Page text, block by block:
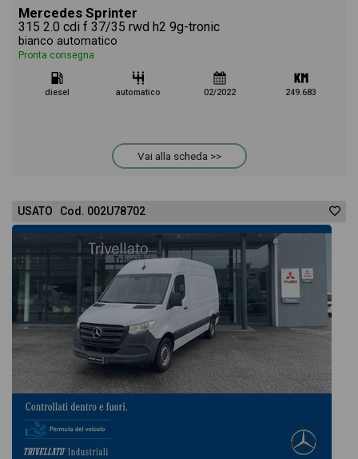
Mercedes Sprinter
315 2.0 cdi f 37/35 rwd h2 9g-tronic
bianco automatico
Pronta consegna
diesel automatico 02/2022 249.683
Vai alla scheda >>
USATO Cod. 002U78702